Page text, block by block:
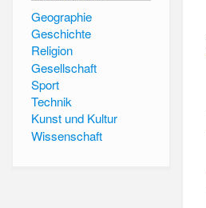
Geographie
Geschichte
Religion
Gesellschaft
Sport
Technik
Kunst und Kultur
Wissenschaft